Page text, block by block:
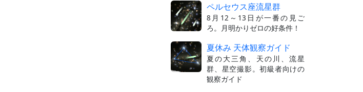
ペルセウス座流星群
8月12～13日が一番の見ご
ろ。月明かりゼロの好条件！
夏休み 天体観察ガイド
夏の大三角、天の川、流星
群、星空撮影。初級者向けの
観察ガイド